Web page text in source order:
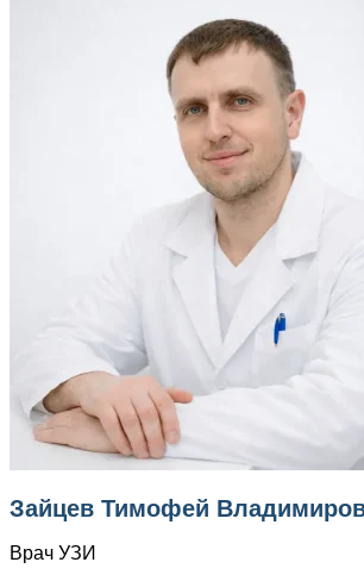
Зайцев Тимофей
Врач УЗИ